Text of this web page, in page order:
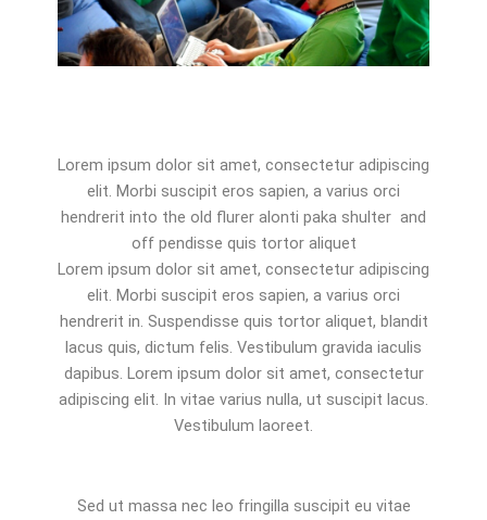
Lorem ipsum dolor sit amet, consectetur adipiscing
elit. Morbi suscipit eros sapien, a varius orci
hendrerit into the old flurer alonti paka shulter and
off pendisse quis tortor aliquet
Lorem ipsum dolor sit amet, consectetur adipiscing
elit. Morbi suscipit eros sapien, a varius orci
hendrerit in. Suspendisse quis tortor aliquet, blandit
lacus quis, dictum felis. Vestibulum gravida iaculis
dapibus. Lorem ipsum dolor sit amet, consectetur
adipiscing elit. In vitae varius nulla, ut suscipit lacus.
Vestibulum laoreet.
Sed ut massa nec leo fringilla suscipit eu vitae